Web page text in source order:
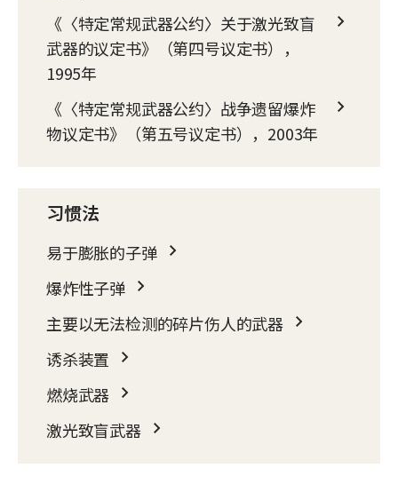
《〈特定常规武器公约〉关于激光致盲
武器的议定书》（第四号议定书），
1995年
《〈特定常规武器公约〉战争遗留爆炸
物议定书》（第五号议定书），2003年
习惯法
易于膨胀的子弹
爆炸性子弹
主要以无法检测的碎片伤人的武器
诱杀装置
燃烧武器
激光致盲武器